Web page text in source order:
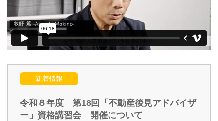
新着情報
令和８年度 第18回「不動産後見アドバイザ
ー」資格講習会 開催について